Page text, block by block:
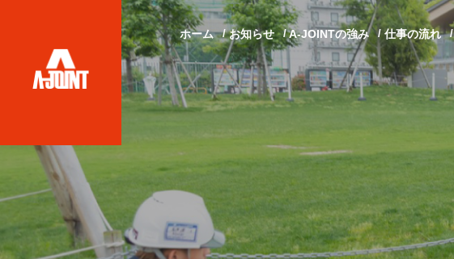
ホーム お知らせ A-JOINTの強み 仕事の流れ